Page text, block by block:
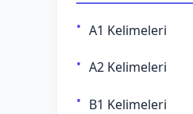
A1 Kelimeleri
A2 Kelimeleri
B1 Kelimeleri